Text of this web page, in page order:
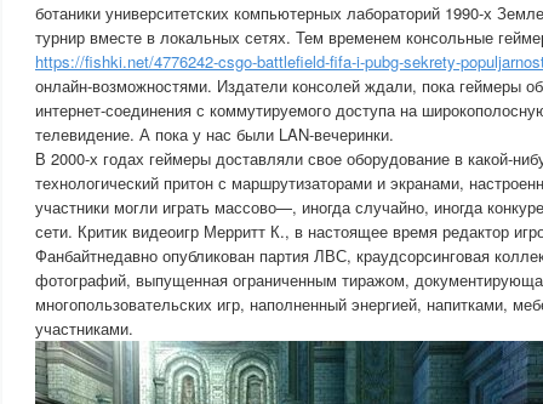
ботаники университетских компьютерных лабораторий 1990-х
турнир вместе в локальных сетях. Тем временем консольные
https://fishki.net/4776242-csgo-battlefield-fifa-i-pubg-sekrety-
онлайн-возможностями. Издатели консолей ждали, пока геймеры
интернет-соединения с коммутируемого доступа на
телевидение. А пока у нас были LAN-вечеринки.
В 2000-х годах геймеры доставляли свое оборудование в какой-
технологический притон с маршрутизаторами и экранами,
участники могли играть массово—, иногда случайно, иногда
сети. Критик видеоигр Мерритт К., в настоящее время редактор
Фанбайтнедавно опубликован партия ЛВС, краудсорсинговая
фотографий, выпущенная ограниченным тиражом,
многопользовательских игр, наполненный энергией, напитками,
участниками.